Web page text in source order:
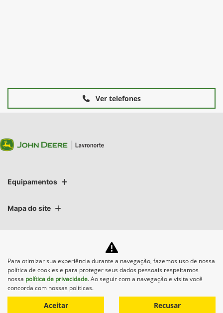
Ver telefones
Equipamentos
Mapa do site
Lavronorte Máquinas Ltda
CNPJ: 05.283.031/0007-06
Para otimizar sua experiência durante a navegação, fazemos uso de nossa
política de cookies e para proteger seus dados pessoais respeitamos
nossa política de privacidade. Ao seguir com a navegação e visita você
concorda com nossas políticas.
Aceitar Recusar